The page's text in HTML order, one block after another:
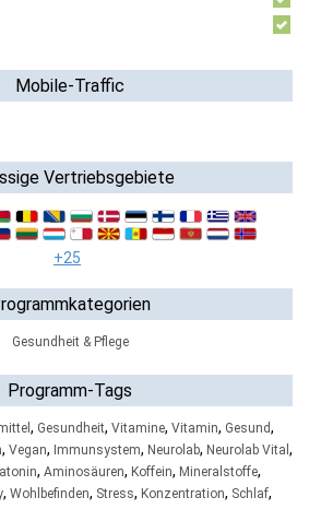
Mobile-Traffic
Vertriebsgebiete
+25
Gesundheit & Pflege
Programm-Tags
, Gesundheit, Vitamine, Vitamin, Gesund,
, Vegan, Immunsystem, Neurolab, Neurolab Vital ,
, Aminosäuren, Koffein, Mineralstoffe,
, Wohlbefinden, Stress, Konzentration, Schlaf,